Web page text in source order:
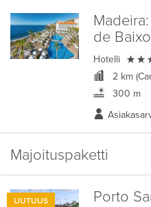
Madeira:
de Baixo
Hotelli
2 km
300 m
Majoituspaketti
UUTUUS Porto